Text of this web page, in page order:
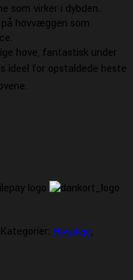
som virker i dybden.
hovvæggen som
hove, fantastisk under
ideel for opstaldede heste
Kategorier: Hovpleje,